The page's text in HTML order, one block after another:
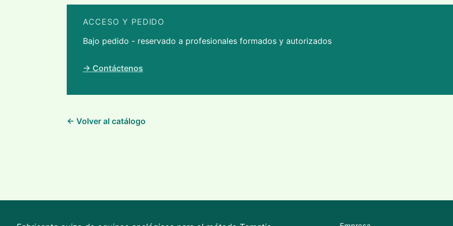
ACCESO Y PEDIDO
Bajo pedido - reservado a profesionales formados y autorizados
→ Contáctenos
← Volver al catálogo